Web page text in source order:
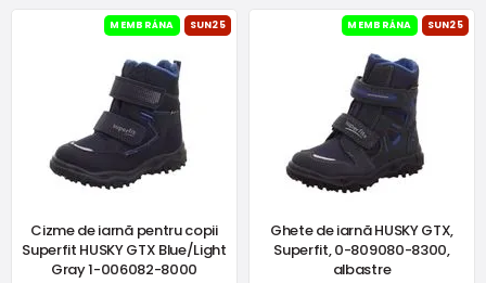
MEMBRÁNA SUN25
Cizme de iarnă pentru copii
Superfit HUSKY GTX Blue/Light
Gray 1-006082-8000
MEMBRÁNA SUN25
Ghete de iarnă HUSKY GTX,
Superfit, 0-809080-8300,
albastre